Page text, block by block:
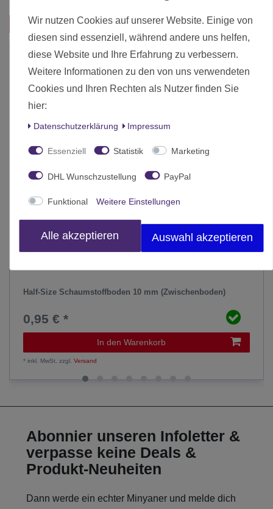
Das passt zu diesem Produkt:
Half-Size Schaumstoffboden 10 mm (Zwischenboden)
0,95 € *
In den Warenkorb
*inkl. MwSt. zzgl.Versand
Abonnier unseren Infoletter &
verpasse keine Deals &
Produkt-Neuheiten
Dann werde ein echter Minyaner und melde dich
Wir nutzen Cookies auf unserer Website. Einige von
diesen sind essenziell, während andere uns helfen,
diese Website und Ihre Erfahrung zu verbessern.
Weitere Informationen zu den von uns verwendeten
Cookies und Ihren Rechten als Nutzer finden Sie
hier:
Daten­schutz­erklärung Impressum
Essenziell Statistik Marketing
DHL Wunschzustellung PayPal
Funktional Weitere Einstellungen
Alle akzeptieren Auswahl akzeptieren